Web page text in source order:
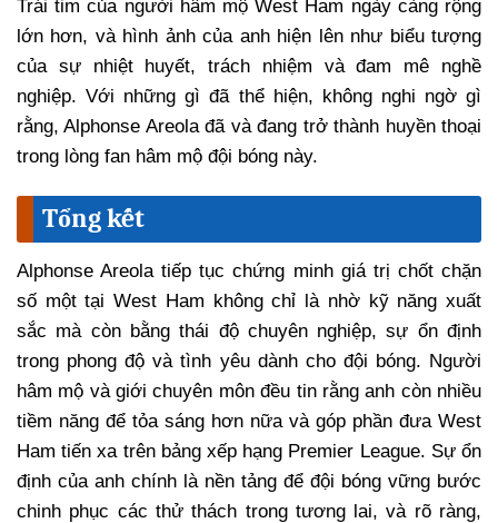
Trái tim của người hâm mộ West Ham ngày càng rộng
lớn hơn, và hình ảnh của anh hiện lên như biểu tượng
của sự nhiệt huyết, trách nhiệm và đam mê nghề
nghiệp. Với những gì đã thể hiện, không nghi ngờ gì
rằng, Alphonse Areola đã và đang trở thành huyền thoại
trong lòng fan hâm mộ đội bóng này.
Tổng kết
Alphonse Areola tiếp tục chứng minh giá trị chốt chặn
số một tại West Ham không chỉ là nhờ kỹ năng xuất
sắc mà còn bằng thái độ chuyên nghiệp, sự ổn định
trong phong độ và tình yêu dành cho đội bóng. Người
hâm mộ và giới chuyên môn đều tin rằng anh còn nhiều
tiềm năng để tỏa sáng hơn nữa và góp phần đưa West
Ham tiến xa trên bảng xếp hạng Premier League. Sự ổn
định của anh chính là nền tảng để đội bóng vững bước
chinh phục các thử thách trong tương lai, và rõ ràng,